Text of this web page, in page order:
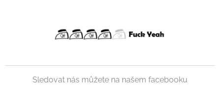
Sledovat nás můžete na našem facebooku